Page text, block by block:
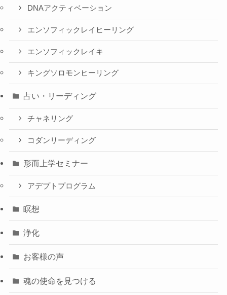
DNAアクティベーション
エンソフィックレイヒーリング
エンソフィックレイキ
キングソロモンヒーリング
占い・リーディング
チャネリング
コダンリーディング
形而上学セミナー
アデプトプログラム
瞑想
浄化
お客様の声
魂の使命を見つける